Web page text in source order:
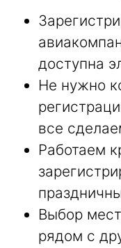
доступна
Не нужно
все
Работаем
Выбор
рядом с